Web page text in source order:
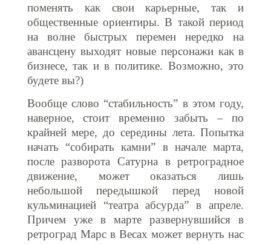
поменять как свои карьерные, так и
общественные ориентиры. В такой период
на волне быстрых перемен нередко на
авансцену выходят новые персонажи как в
бизнесе, так и в политике. Возможно, это
будете вы?)
Вообще слово “стабильность” в этом году,
наверное, стоит временно забыть – по
крайней мере, до середины лета. Попытка
начать “собирать камни” в начале марта,
после разворота Сатурна в ретроградное
движение, может оказаться лишь
небольшой передышкой перед новой
кульминацией “театра абсурда” в апреле.
Причем уже в марте развернувшийся в
ретроград Марс в Весах может вернуть нас